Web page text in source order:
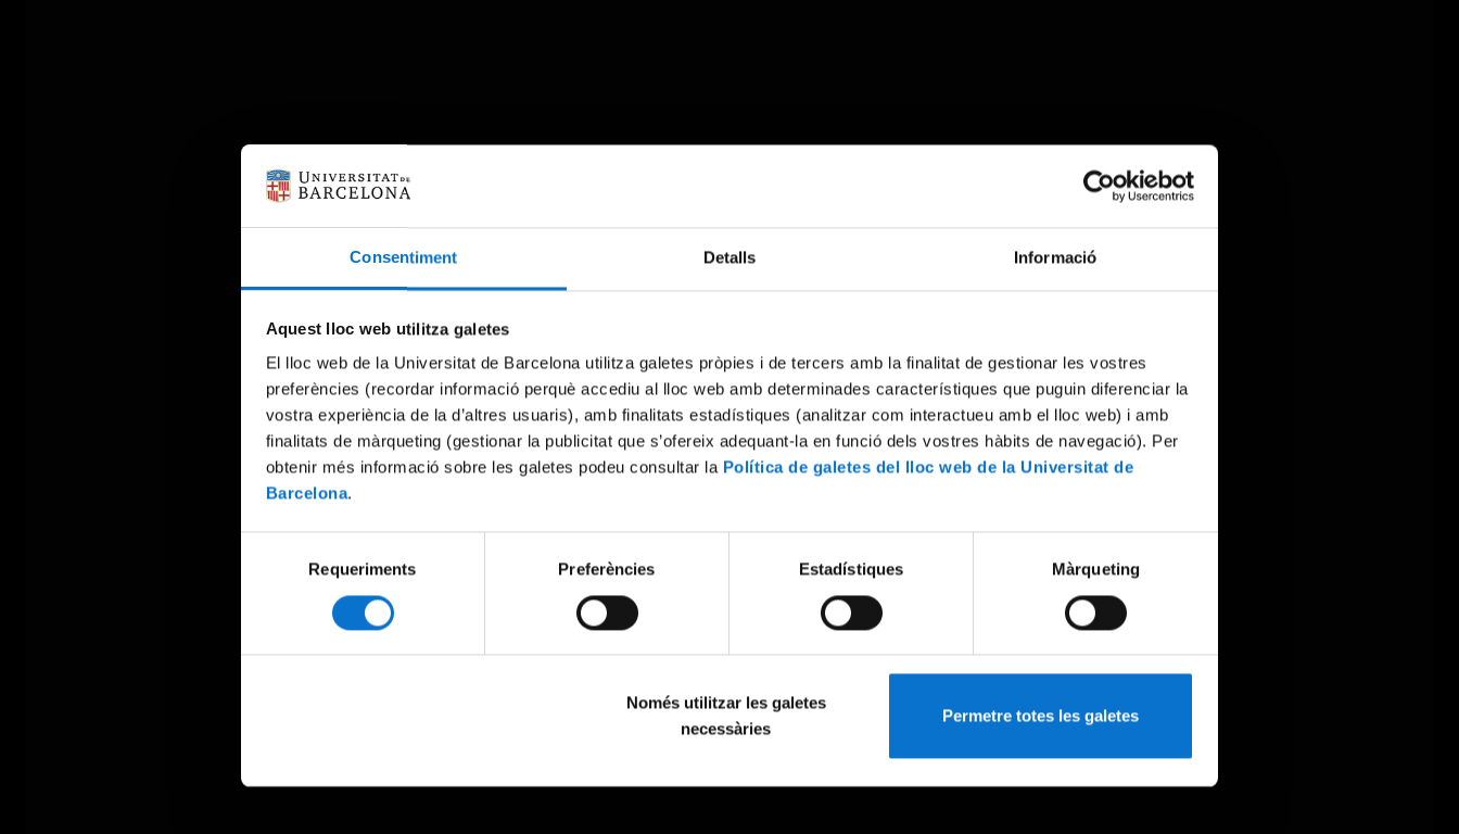
Consentiment Detalls Informació
Aquest lloc web utilitza galetes
El lloc web de la Universitat de Barcelona utilitza galetes pròpies i de tercers amb la finalitat de gestionar les vostres
preferències (recordar informació perquè accediu al lloc web amb determinades característiques que puguin diferenciar la
vostra experiència de la d’altres usuaris), amb finalitats estadístiques (analitzar com interactueu amb el lloc web) i amb
finalitats de màrqueting (gestionar la publicitat que s’ofereix adequant-la en funció dels vostres hàbits de navegació). Per
obtenir més informació sobre les galetes podeu consultar la Política de galetes del lloc web de la Universitat de
Barcelona.
Requeriments Preferències Estadístiques Màrqueting
Només utilitzar les galetes
necessàries
Permetre totes les galetes
An error occurred, please try again later.
Try again